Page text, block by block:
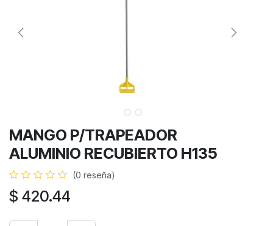
MANGO P/TRAPEADOR
ALUMINIO RECUBIERTO H135
(0 reseña)
$ 420.44